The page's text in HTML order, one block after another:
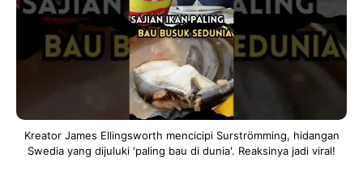
Kreator James Ellingsworth mencicipi Surströmming, hidangan
Swedia yang dijuluki 'paling bau di dunia'. Reaksinya jadi viral!